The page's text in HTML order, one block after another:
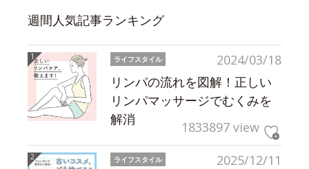
週間人気記事ランキング
2024/03/18
ライフスタイル
リンパの流れを図解！正しい
リンパマッサージでむくみを
解消
1833897 view
2025/12/11
ライフスタイル